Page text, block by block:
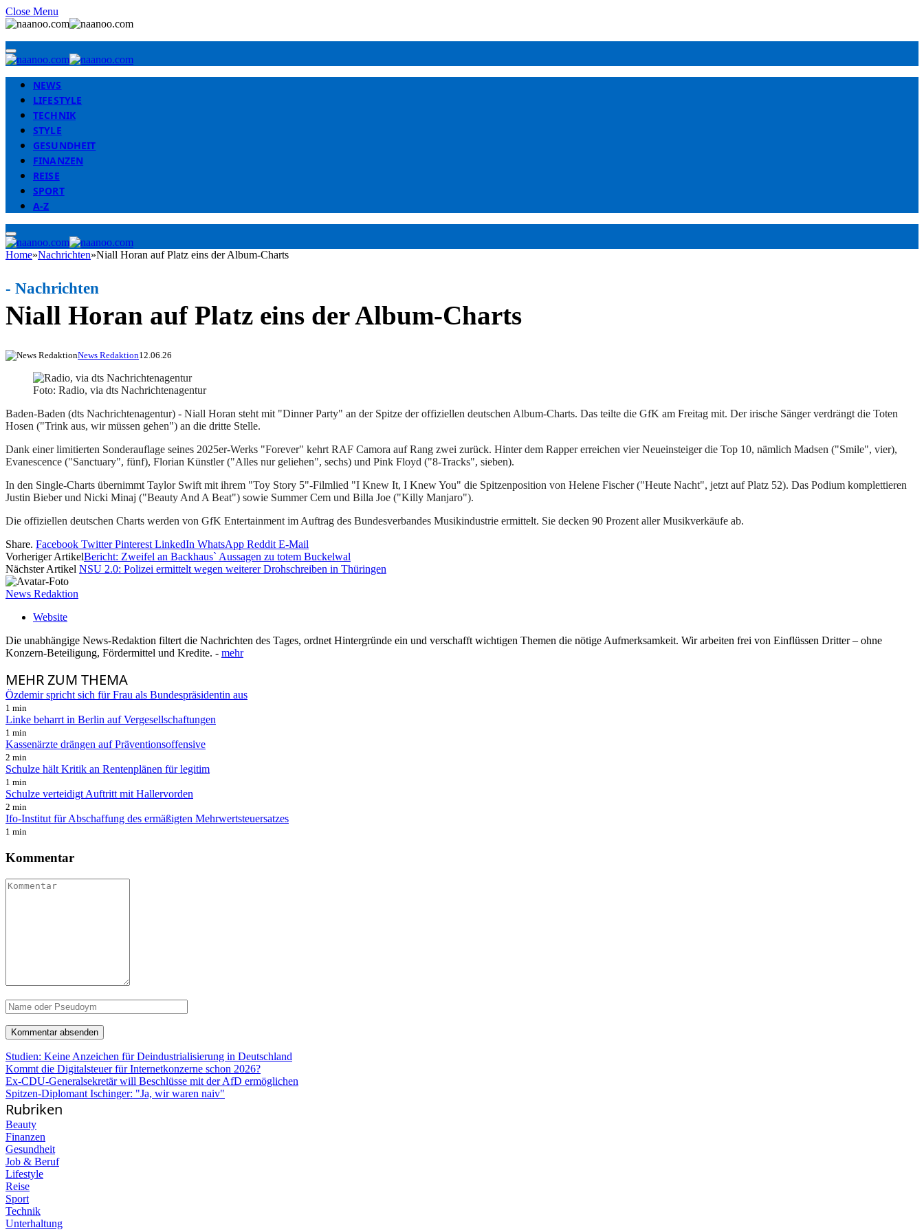
Close Menu
NEWS
LIFESTYLE
TECHNIK
STYLE
GESUNDHEIT
FINANZEN
REISE
SPORT
A-Z
Home»Nachrichten»Niall Horan auf Platz eins der Album-Charts
Niall Horan auf Platz eins der Album-Charts
- Nachrichten
News Redaktion12.06.26
Foto: Radio, via dts Nachrichtenagentur
Baden-Baden (dts Nachrichtenagentur) - Niall Horan steht mit "Dinner Party" an der Spitze der offiziellen deutschen Album-Charts. Das teilte die GfK am Freitag mit. Der irische Sänger verdrängt die Toten
Hosen ("Trink aus, wir müssen gehen") an die dritte Stelle.
Dank einer limitierten Sonderauflage seines 2025er-Werks "Forever" kehrt RAF Camora auf Rang zwei zurück. Hinter dem Rapper erreichen vier Neueinsteiger die Top 10, nämlich Madsen ("Smile", vier),
Evanescence ("Sanctuary", fünf), Florian Künstler ("Alles nur geliehen", sechs) und Pink Floyd ("8-Tracks", sieben).
In den Single-Charts übernimmt Taylor Swift mit ihrem "Toy Story 5"-Filmlied "I Knew It, I Knew You" die Spitzenposition von Helene Fischer ("Heute Nacht", jetzt auf Platz 52). Das Podium komplettieren
Justin Bieber und Nicki Minaj ("Beauty And A Beat") sowie Summer Cem und Billa Joe ("Killy Manjaro").
Die offiziellen deutschen Charts werden von GfK Entertainment im Auftrag des Bundesverbandes Musikindustrie ermittelt. Sie decken 90 Prozent aller Musikverkäufe ab.
Share. Facebook Twitter Pinterest LinkedIn WhatsApp Reddit E-Mail
Vorheriger ArtikelBericht: Zweifel an Backhaus` Aussagen zu totem Buckelwal
Nächster Artikel NSU 2.0: Polizei ermittelt wegen weiterer Drohschreiben in Thüringen
News Redaktion
Website
Die unabhängige News-Redaktion filtert die Nachrichten des Tages, ordnet Hintergründe ein und verschafft wichtigen Themen die nötige Aufmerksamkeit. Wir arbeiten frei von Einflüssen Dritter – ohne
Konzern-Beteiligung, Fördermittel und Kredite. - mehr
MEHRZUM THEMA
Özdemir spricht sich für Frau als Bundespräsidentin aus
1 min
Linke beharrt in Berlin auf Vergesellschaftungen
1 min
Kassenärzte drängen auf Präventionsoffensive
2 min
Schulze hält Kritik an Rentenplänen für legitim
1 min
Schulze verteidigt Auftritt mit Hallervorden
2 min
Ifo-Institut für Abschaffung des ermäßigten Mehrwertsteuersatzes
1 min
Kommentar
Studien: Keine Anzeichen für Deindustrialisierung in Deutschland
Kommt die Digitalsteuer für Internetkonzerne schon 2026?
Ex-CDU-Generalsekretär will Beschlüsse mit der AfD ermöglichen
Spitzen-Diplomant Ischinger: "Ja, wir waren naiv"
Rubriken
Beauty
Finanzen
Gesundheit
Job & Beruf
Lifestyle
Reise
Sport
Technik
Unterhaltung